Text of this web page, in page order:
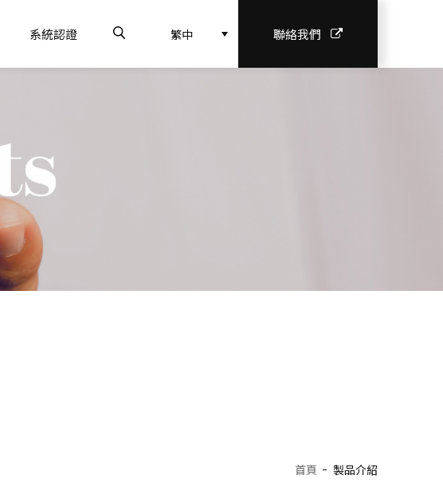
系統認證
職業安全衛生管理
環境管理
品質管理
繁中 聯絡我們
首頁 製品介紹